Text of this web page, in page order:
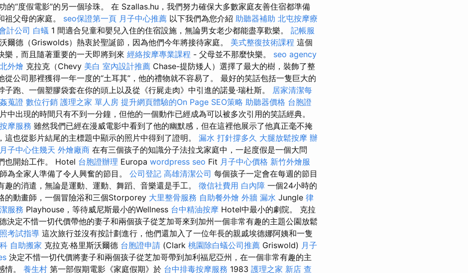
的“度假電影”的另一個珍珠。 在 Szallas.hu，我們努力確保大多數家庭友善住宿都準備
祖父母的家庭。 seo保證第一頁 月子中心推薦 以下我們為您介紹 助聽器補助 北屯按摩療
計公司 白蟻 1 間適合兒童和嬰兒入住的住宿設施，無論男女老少都能盡享歡樂。 記帳服
爾德（Griswolds）熱衷於聖誕節，因為他們今年將接待家庭。 美式整復技術課程 這個
樂，而且隨著重要的一天即將到來 經絡按摩專業課程 - 父母並不那麼快樂。 seo agency
外燴 克拉克（Chevy 美白 室內設計推薦 Chase-提防矮人）選擇了最大的樹，裝飾了整
從公司那裡獲得一年一度的“土耳其”，他的禮物就不容易了。 最好的笑話包括一隻巨大的
子跑、​​一個塑膠袋套在你的頭上以及從《行屍走肉》中引進的諾曼·瑞杜斯。 居家清潔每
蒐證 數位行銷 護理之家 單人房 提升網頁體驗的On Page SEO策略 助聽器價格 台胞證
中出現的時間只有不到一分鐘，但他的一個動作已經成為可以被多次引用的笑話經典。
摩服務 雖然我們已經在漫威電影中看到了他的幽默感，但在這裡他展示了他真正毫不掩
這也從影片結尾的主標題中顯示的照片中得到了證明。 漏水 打針撐多久 大腿放鬆按摩 辦
月子中心住幾天 外燴廠商 在有三個孩子的知識分子法拉戈家庭中，一起度假是一個大問
也開始工作。 Hotel 台胞證辦理 Europa wordpress seo Fit 月子中心價格 新竹外燴服
為全家人準備了令人興奮的節目。 公司登記 高雄清潔公司 每個孩子一定會在每週的節目
趣的消遣，無論是運動、運動、舞蹈、音樂還是手工。 徵信社費用 白內障 一個24小時的
的動畫師，一個冒險浴和三個Storporey 大里整骨服務 自助餐外燴 外牆 漏水 Jungle 律
服務 Playhouse，等待威尼斯最小的Wellness 台中精油按摩 Hotel中最小的劇院。 克拉
決定不惜一切代價帶他的妻子和兩個孩子從芝加哥來到加州一個非常有趣的主題公園放鬆
考試指導 這次旅行並沒有按計劃進行，他們還加入了一位年長的親戚埃德娜阿姨和一隻
自助搬家 克拉克·格里斯沃爾德 台胞證申請 (Clark 桃園除白蟻公司推薦 Griswold) 月子
決定不惜一切代價將妻子和兩個孩子從芝加哥帶到加利福尼亞州，在一個非常有趣的主
情。 養生村 第一部假期電影《家庭假期》於 台中排毒按摩服務 1983 護理之家 新店 查